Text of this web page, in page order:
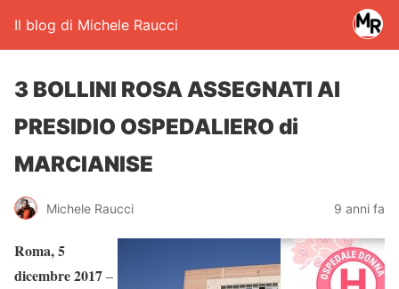
Il blog di Michele Raucci
3 BOLLINI ROSA ASSEGNATI Al
PRESIDIO OSPEDALIERO di
MARCIANISE
Michele Raucci 9 anni fa
Roma, 5
dicembre 2017–